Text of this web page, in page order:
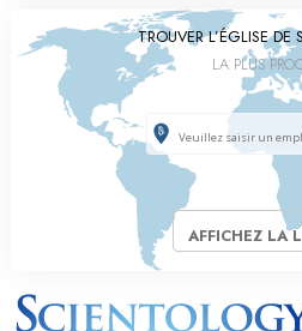
TROUVER L’ÉGLISE
LA PLUS
AFFICHEZ LA